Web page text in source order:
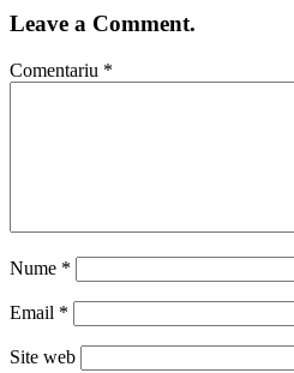
Leave a Comment.
Comentariu *
Nume *
Email *
Site web